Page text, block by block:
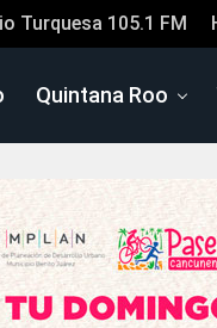
Turquesa 105.1 FM
Quintana Roo